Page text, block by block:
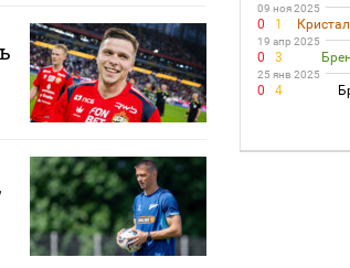
09 ноя 2025
0 1
19 апр 2025
0 3
25 янв 2025
0 4